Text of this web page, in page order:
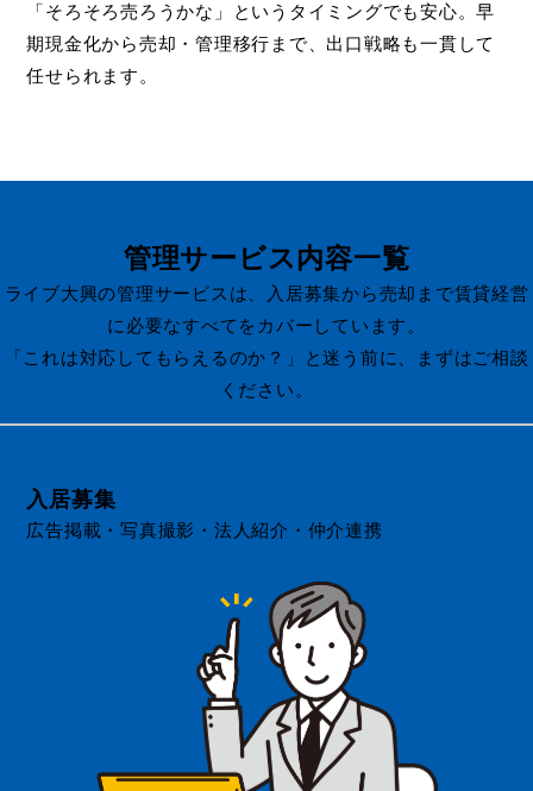
「そろそろ売ろうかな」というタイミングでも安心。早
期現金化から売却・管理移行まで、出口戦略も一貫して
任せられます。
管理サービス内容一覧
ライブ大興の管理サービスは、入居募集から売却まで賃貸経営
に必要なすべてをカバーしています。
「これは対応してもらえるのか？」と迷う前に、まずはご相談
ください。
入居募集
広告掲載・写真撮影・法人紹介・仲介連携